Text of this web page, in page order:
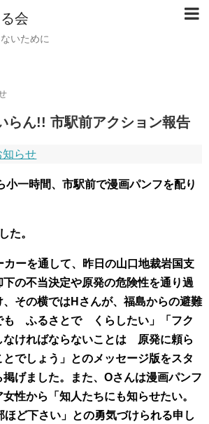
会
いために
らん!! 市駅前アクション報告
知らせ
小一時間、市駅前で漫画パンフを配り
た。
カーを通して、昨日の山口地裁岩国支
下の不当決定や原発の危険性を通り過
その横ではH さんが、福島からの避難
も ふるさとで くらしたい」「フク
ければならないことは 原発に頼ら
でしょう」とのメッセージ版をスタ
げました。また、Oさんは漫画パンフ
性から「知人たちにも知らせたい。
ほど下さい」との勇気づけられる申し